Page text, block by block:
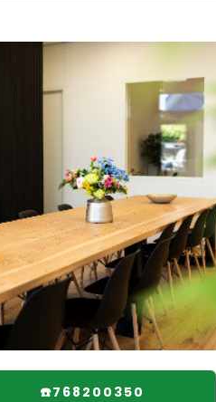
☎️768200350